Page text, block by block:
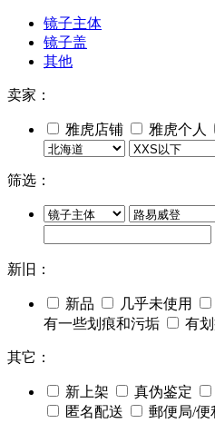
镜子主体
镜子盖
其他
卖家：
雅虎店铺 雅虎个人
筛选：
新旧：
新品 几乎未使用
有一些划痕和污垢
有
其它：
新上架 真伪鉴定
匿名配送
郵便局/便